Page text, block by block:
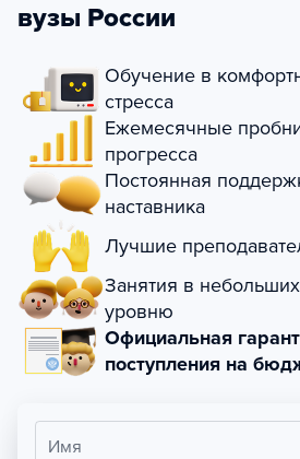
вузы России
Обучение в
стресса
Ежемесячные
прогресса
Постоянная
наставника
Лучшие
Занятия в
уровню
Официальная
поступления на
Имя